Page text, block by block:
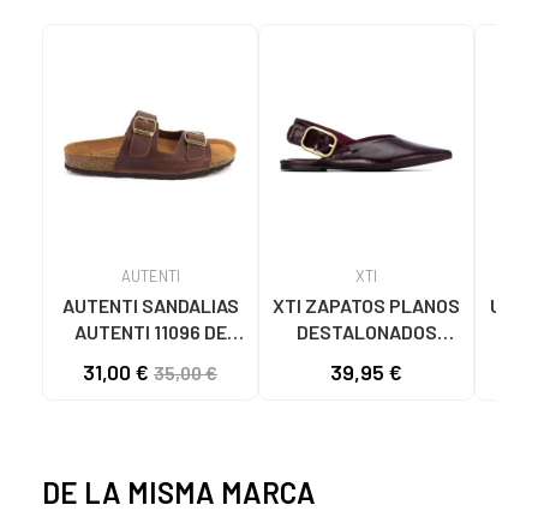
AUTENTI
AUTENTI SANDALIAS
AUTENTI 11096 DE
31,00 € 35,00 €
XTI
XTI ZAPATOS PLANOS
DESTALONADOS
BURDEOS CON
39,95 €
UGG
DE LA MISMA MARCA